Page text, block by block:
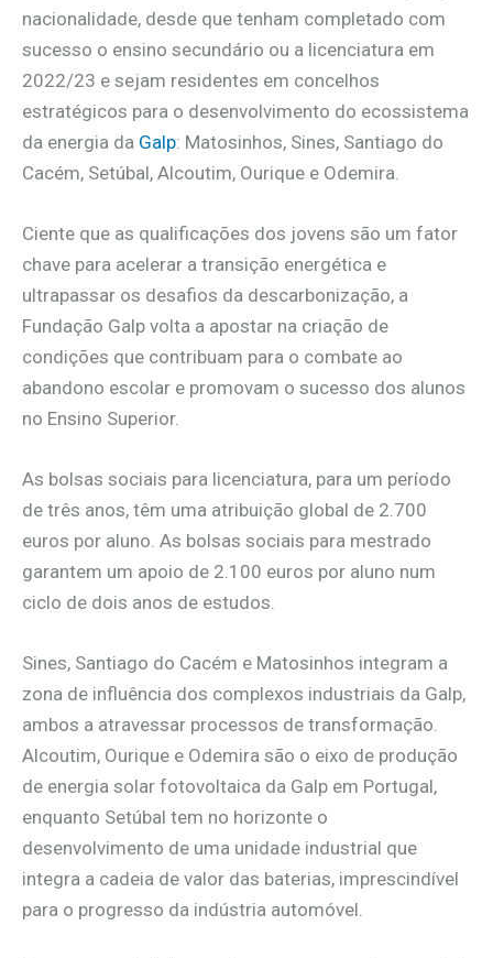
nacionalidade, desde que tenham completado com
sucesso o ensino secundário ou a licenciatura em
2022/23 e sejam residentes em concelhos
estratégicos para o desenvolvimento do ecossistema
da energia da Galp: Matosinhos, Sines, Santiago do
Cacém, Setúbal, Alcoutim, Ourique e Odemira.
Ciente que as qualificações dos jovens são um fator
chave para acelerar a transição energética e
ultrapassar os desafios da descarbonização, a
Fundação Galp volta a apostar na criação de
condições que contribuam para o combate ao
abandono escolar e promovam o sucesso dos alunos
no Ensino Superior.
As bolsas sociais para licenciatura, para um período
de três anos, têm uma atribuição global de 2.700
euros por aluno. As bolsas sociais para mestrado
garantem um apoio de 2.100 euros por aluno num
ciclo de dois anos de estudos.
Sines, Santiago do Cacém e Matosinhos integram a
zona de influência dos complexos industriais da Galp,
ambos a atravessar processos de transformação.
Alcoutim, Ourique e Odemira são o eixo de produção
de energia solar fotovoltaica da Galp em Portugal,
enquanto Setúbal tem no horizonte o
desenvolvimento de uma unidade industrial que
integra a cadeia de valor das baterias, imprescindível
para o progresso da indústria automóvel.